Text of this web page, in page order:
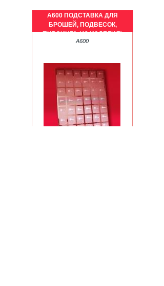
A600 ПОДСТАВКА ДЛЯ
БРОШЕЙ, ПОДВЕСОК,
ПИРСИНГА (42 ИЗДЕЛИЯ)
A600